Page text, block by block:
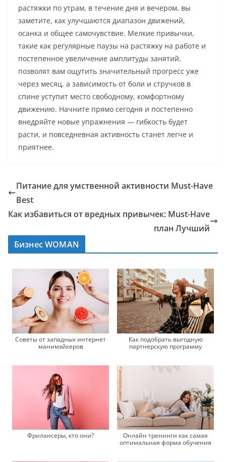
растяжки по утрам, в течение дня и вечером, вы
заметите, как улучшаются диапазон движений,
осанка и общее самочувствие. Мелкие привычки,
такие как регулярные паузы на растяжку на работе и
постепенное увеличение амплитуды занятий,
позволят вам ощутить значительный прогресс уже
через месяц, а зависимость от боли и стручков в
спине уступит место свободному, комфортному
движению. Начните прямо сегодня и постепенно
внедряйте новые упражнения — гибкость будет
расти, и повседневная активность станет легче и
приятнее.
Питание для умственной активности Must-Have
Best
Как избавиться от вредных привычек: Must-Have
план Лучший
Бизнес WOMAN
Советы от западных интернет
манимэйкеров
Как подобрать выгодную
партнерскую программу
Фрилансеры, кто они?
Онлайн тренинги как самая
оптимальная форма обучения